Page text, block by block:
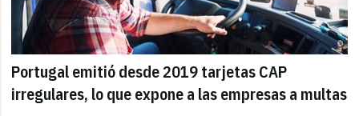
Portugal emitió desde 2019 tarjetas CAP
irregulares, lo que expone a las empresas a multas